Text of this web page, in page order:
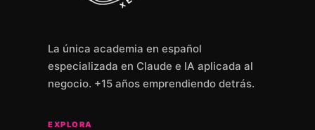
La única academia en español
especializada en Claude e IA aplicada al
negocio. +15 años emprendiendo detrás.
EXPLORA